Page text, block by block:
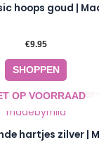
hoops goud |
€9.95
SHOPPEN
OP VOORRAAD
hartjes zilver |